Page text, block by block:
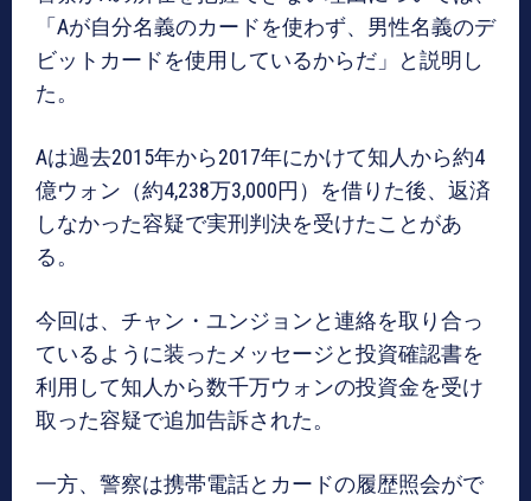
「Aが自分名義のカードを使わず、男性名義のデ
ビットカードを使用しているからだ」と説明し
た。
Aは過去2015年から2017年にかけて知人から約4
億ウォン（約4,238万3,000円）を借りた後、返済
しなかった容疑で実刑判決を受けたことがあ
る。
今回は、チャン・ユンジョンと連絡を取り合っ
ているように装ったメッセージと投資確認書を
利用して知人から数千万ウォンの投資金を受け
取った容疑で追加告訴された。
一方、警察は携帯電話とカードの履歴照会がで